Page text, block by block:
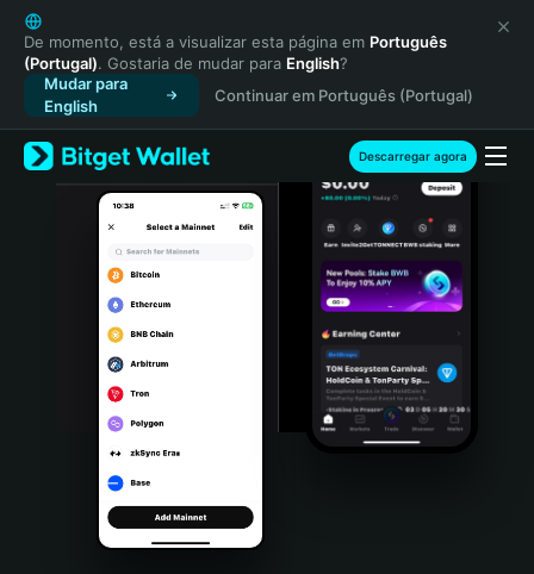
English
日本語
Tiếng Việt
Русский
Español (Latinoamérica)
Türkçe
Italiano
Português (Portugal)
Bahasa Indonesia
Português (Brasil)
Español (Argentina)
De momento, está a visualizar esta página em Português
(Portugal). Gostaria de mudar para English?
Mudar para
English
Continuar em Português (Portugal)
Descarregar agora